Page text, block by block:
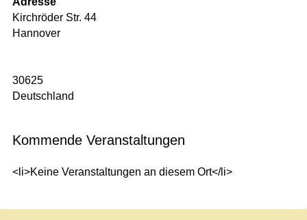
Kirchröder Str. 44
Hannover
30625
Deutschland
Kommende Veranstaltungen
<li>Keine Veranstaltungen an diesem Ort</li>